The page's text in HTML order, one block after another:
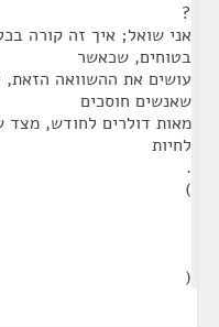
?
אני שואל; איך זה קורה
בטוחים, שכאשר
עושים את ההשוואה
שאנשים חוסכים
מאות דולרים לחודש, מצד
לחיות
.
)
(